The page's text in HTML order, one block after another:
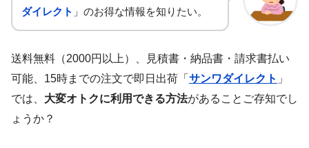
ダイレクト 」のお得な情報を知りたい。
送料無料（2000円以上）、見積書・納品書・請求書払い
可能、15時までの注文で即日出荷「 サンワダイレクト 」
では、 大変オトクに利用できる方法があることご存知でし
ょうか？